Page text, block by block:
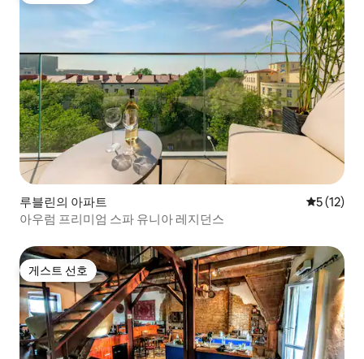
루블린의 아파트 평점 5점
5 (12)
아우럼 프리미엄 스파 유니아 레지던스
게스트 선호
게스트 선호